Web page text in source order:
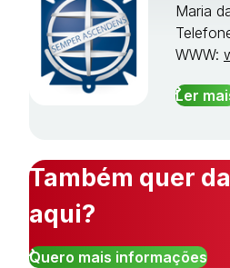
Maria
WWW:
Ler
Também quer
aqui?
Quero mais informações